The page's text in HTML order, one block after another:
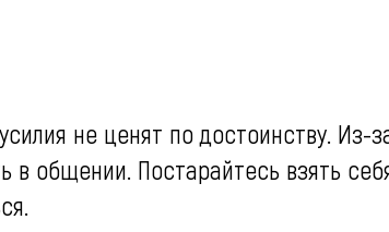
не ценят по достоинству. Из-
в общении. Постарайтесь взять